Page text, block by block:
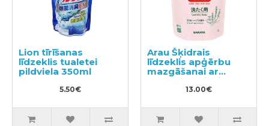
Lion tīrīšanas
līdzeklis tualetei
pildviela 350ml
5.50€
Arau Šķidrais
līdzeklis apģērbu
mazgāšanai ar
sastāvam pievienoto
lavandas un
ekstraktu, pildviela
1000ml
13.00€